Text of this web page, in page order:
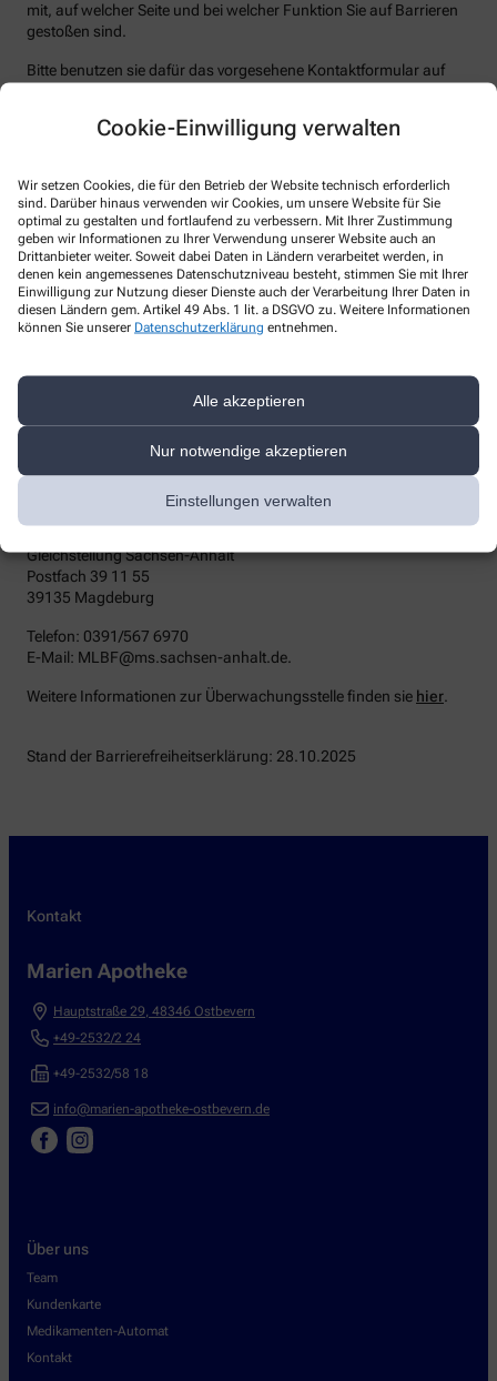
Cookie-Einwilligung verwalten
Wir setzen Cookies, die für den Betrieb der Website technisch erforderlich
sind. Darüber hinaus verwenden wir Cookies, um unsere Website für Sie
optimal zu gestalten und fortlaufend zu verbessern. Mit Ihrer Zustimmung
geben wir Informationen zu Ihrer Verwendung unserer Website auch an
Drittanbieter weiter. Soweit dabei Daten in Ländern verarbeitet werden, in
denen kein angemessenes Datenschutzniveau besteht, stimmen Sie mit Ihrer
Einwilligung zur Nutzung dieser Dienste auch der Verarbeitung Ihrer Daten in
diesen Ländern gem. Artikel 49 Abs. 1 lit. a DSGVO zu. Weitere Informationen
können Sie unserer Datenschutzerklärung entnehmen.
Alle akzeptieren
Nur notwendige akzeptieren
Einstellungen verwalten
mit, auf welcher Seite und bei welcher Funktion Sie auf Barrieren
gestoßen sind.
Bitte benutzen sie dafür das vorgesehene Kontaktformular auf
Telefon: +49-2532/2 24
Telefax: +49-2532/58 18
Postanschrift: Hauptstraße 29 48346 Ostbevern
Durchsetzungsverfahren und
Marktüberwachungsbehörde
Durchsetzungsstelle unterstützt Sie dabei, ihre Rechte geltend zu
machen. Sie können sich auch an die
Marktüberwachungsbehörde wenden:
MLBF - Marktüberwachungsstelle der Länder für die
Barrierefreiheit von Produkten und Dienstleistungen
Gleichstellung Sachsen-Anhalt
Postfach 39 11 55
39135 Magdeburg
Telefon: 0391/567 6970
E-​Mail: MLBF@ms.sachsen-​anhalt.de.
Weitere Informationen zur Überwachungsstelle finden sie hier
Stand der Barrierefreiheitserklärung: 28.10.2025
Kontakt
Marien Apotheke
Hauptstraße 29 48346 Ostbevern
+49-2532/2 24
+49-2532/58 18
info@marien-apotheke-ostbevern.de
Über uns
Team
Kundenkarte
Medikamenten-Automat
Kontakt